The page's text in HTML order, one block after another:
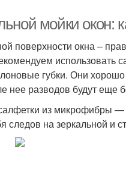
мойки окон:
поверхности окна –
использовать
губки. Они
нее разводов будут еще
из микрофибры
следов на зеркальной и